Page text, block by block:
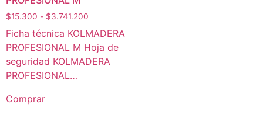
$15.300 - $3.741.200
Ficha técnica KOLMADERA
PROFESIONAL M Hoja de
seguridad KOLMADERA
PROFESIONAL…
Comprar